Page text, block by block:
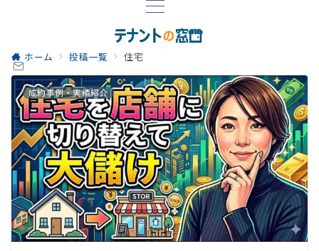
ホーム 投稿一覧 住宅
成約事例・実績紹介